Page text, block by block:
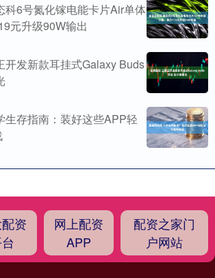
科6号氮化镓电能卡片Air单体
元升级90W输出
开发新款耳挂式Galaxy Buds
生存指南：装好这些APP轻
资
网上配资
APP
配资之家门
户网站